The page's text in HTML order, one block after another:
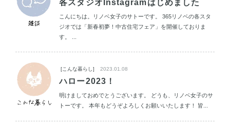
各スタジオInstagramはじめました
こんにちは。リノベ女子のサトーです。 365リノベの各スタ
ジオでは「新春初夢！中古住宅フェア」を開催しておりま
す。 ...
[こんな暮らし] 2023.01.08
ハロー2023！
明けましておめでとうございます。 どうも、リノベ女子のサ
トーです。 本年もどうぞよろしくお願いいたします！ 皆...